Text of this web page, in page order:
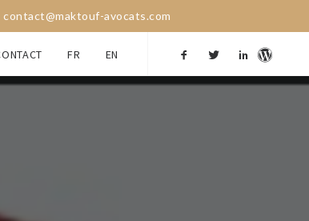
contact@maktouf-avocats.com
FR EN